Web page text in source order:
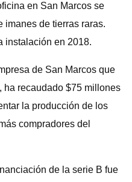
en San Marcos se
imanes de tierras raras.
instalación en 2018.
de San Marcos que
ha recaudado $75 millones
la producción de los
compradores del
de la serie B fue